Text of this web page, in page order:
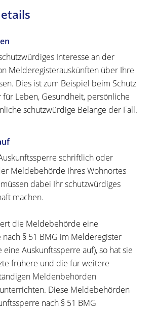
Interesse an der
Melderegisterauskünften über Ihre
Dies ist zum Beispiel beim Schutz
Leben, Gesundheit, persönliche
schutzwürdige Belange der Fall.
schriftlich oder
Meldebehörde Ihres Wohnortes
dabei Ihr schutzwürdiges
machen.
die Meldebehörde eine
§ 51 BMG im Melderegister
Auskunftssperre auf), so hat sie
frühere und die für weitere
Meldenbehörden
Diese Meldebehörden
nach § 51 BMG